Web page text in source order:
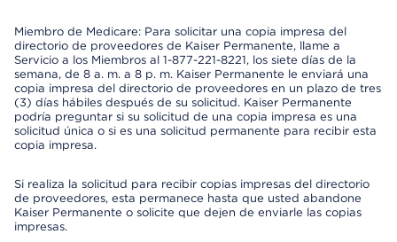
Miembro de Medicare: Para solicitar una copia impresa del
directorio de proveedores de Kaiser Permanente, llame a
Servicio a los Miembros al 1-877-221-8221, los siete días de la
semana, de 8 a. m. a 8 p. m. Kaiser Permanente le enviará una
copia impresa del directorio de proveedores en un plazo de tres
(3) días hábiles después de su solicitud. Kaiser Permanente
podría preguntar si su solicitud de una copia impresa es una
solicitud única o si es una solicitud permanente para recibir esta
copia impresa.
Si realiza la solicitud para recibir copias impresas del directorio
de proveedores, esta permanece hasta que usted abandone
Kaiser Permanente o solicite que dejen de enviarle las copias
impresas.